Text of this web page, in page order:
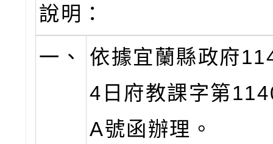
說明：
一、
依據宜蘭縣政府
4日府教課字第
A號函辦理。